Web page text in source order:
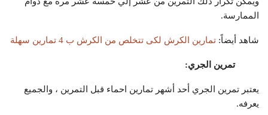
الممارسة.
شاهد أيضاً: تمارين الكرش لكى تتخلص من الكرش ب 4 تمارين سهلة
تمرين الجري:
يعتبر تمرين الجري أحد أشهر تمارين احماء قبل التمرين ، والجميع
يعرفه.